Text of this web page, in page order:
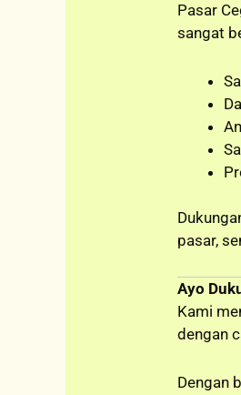
Pasar
sangat
pasar,
Ayo
Kami
dengan
Dengan